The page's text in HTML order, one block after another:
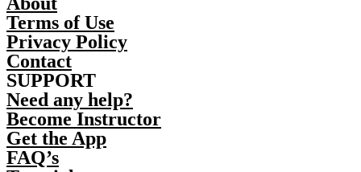
Terms of Use
Privacy Policy
Contact
SUPPORT
Need any help?
Become Instructor
Get the App
FAQ’s